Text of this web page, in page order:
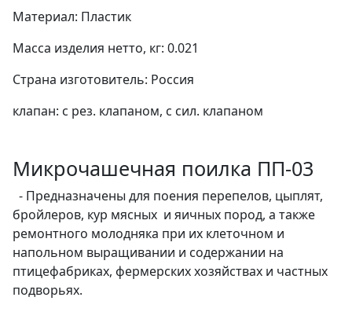
Материал: Пластик
Масса изделия нетто, кг: 0.021
Страна изготовитель: Россия
клапан: с рез. клапаном, с сил. клапаном
Микрочашечная поилка ПП-03
- Предназначены для поения перепелов, цыплят,
бройлеров, кур мясных и яичных пород, а также
ремонтного молодняка при их клеточном и
напольном выращивании и содержании на
птицефабриках, фермерских хозяйствах и частных
подворьях.